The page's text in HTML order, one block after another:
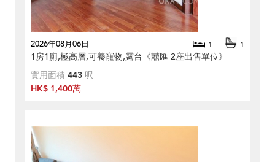
2026年08月06日 1 1
1房1廁,極高層,可養寵物,露台《囍匯 2座出售單位》
實用面積 443 呎
HK$ 1,400萬